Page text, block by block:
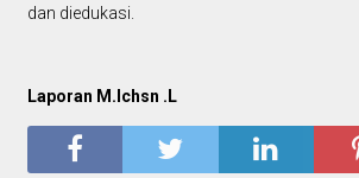
dan diedukasi.
Laporan M.Ichsn .L